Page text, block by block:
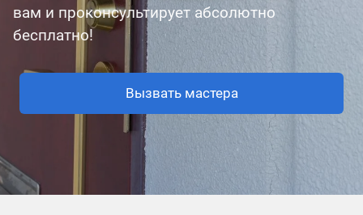
вам и проконсультирует абсолютно
бесплатно!
Вызвать мастера